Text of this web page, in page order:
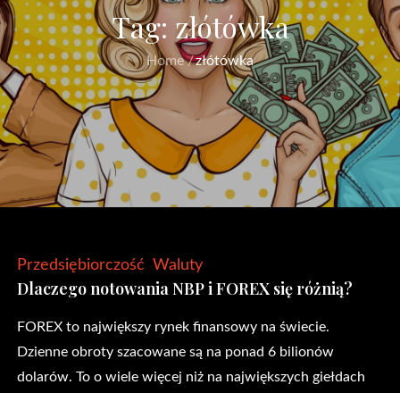
Tag: złótówka
Home złótówka
Przedsiębiorczość Waluty
Dlaczego notowania NBP i FOREX się różnią?
FOREX to największy rynek finansowy na świecie.
Dzienne obroty szacowane są na ponad 6 bilionów
dolarów. To o wiele więcej niż na największych giełdach